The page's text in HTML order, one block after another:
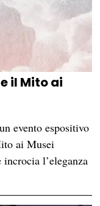
il Mito ai
evento espositivo
ai Musei
l’eleganza